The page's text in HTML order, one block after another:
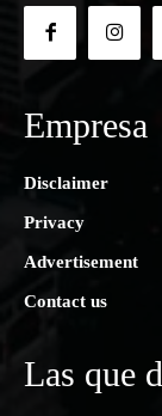
Empresa
Disclaimer
Privacy
Advertisement
Contact us
Las que